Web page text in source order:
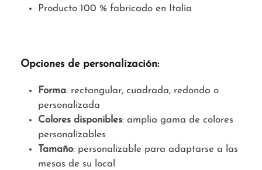
Producto 100 % fabricado en Italia
Opciones de personalización:
Forma: rectangular, cuadrada, redonda o
personalizada
Colores disponibles: amplia gama de colores
personalizables
Tamaño: personalizable para adaptarse a las
mesas de su local